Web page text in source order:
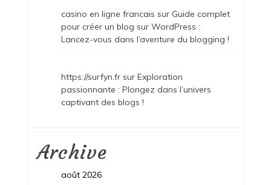
casino en ligne francais sur Guide complet
pour créer un blog sur WordPress :
Lancez-vous dans l’aventure du blogging !
https://surfyn.frsur Exploration
passionnante : Plongez dans l’univers
captivant des blogs !
Archive
août 2026